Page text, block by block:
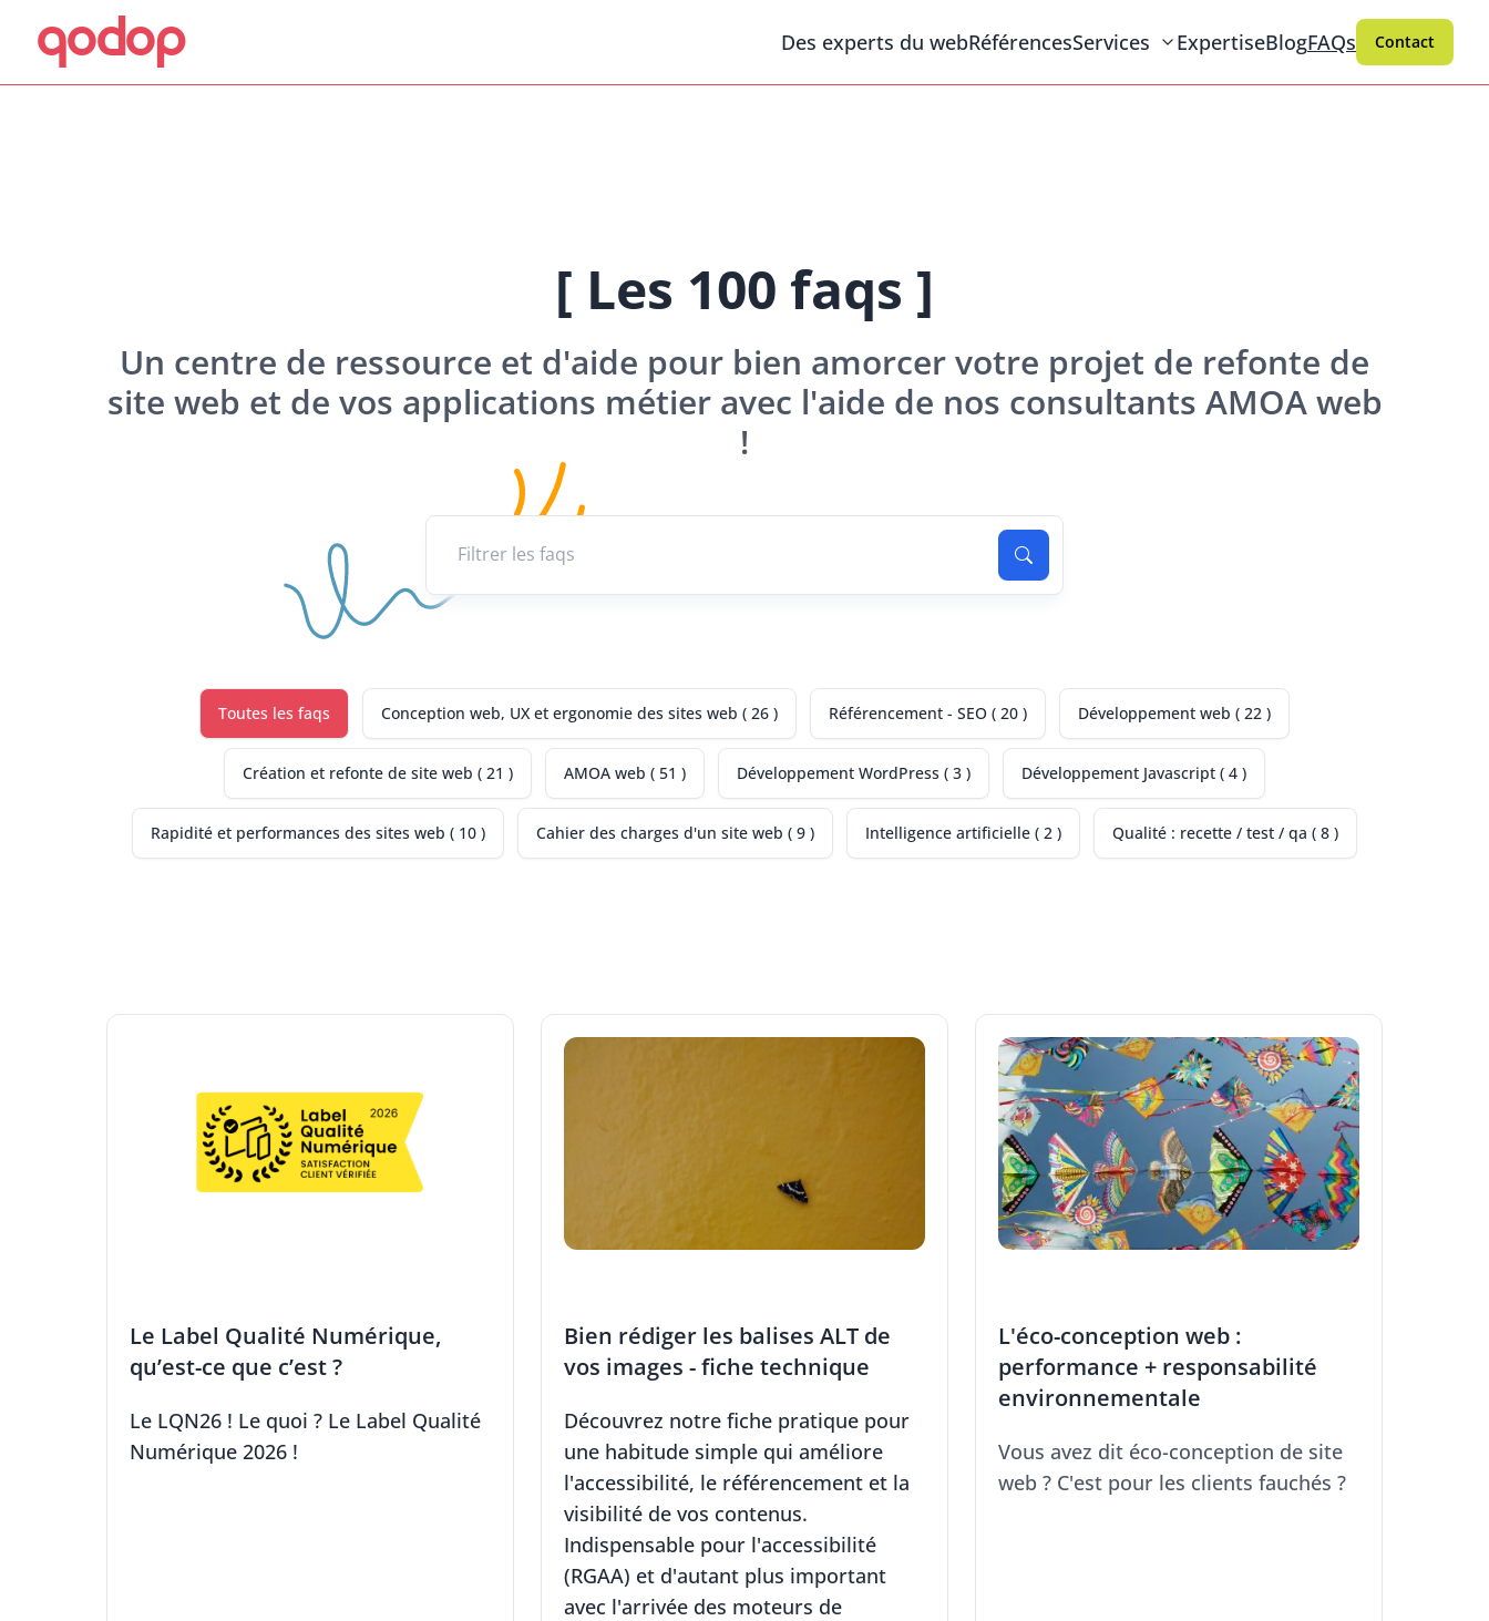
Aller au contenu principal
Aller au menu
qodop Des experts du webRéférencesServices ExpertiseBlogFAQs Contact
[ Les 100 faqs ]
Un centre de ressource et d'aide pour bien amorcer votre projet de refonte de
site web et de vos applications métier avec l'aide de nos consultants AMOA web
!
Toutes les faqs Conception web, UX et ergonomie des sites web ( 26 ) Référencement - SEO ( 20 ) Développement web ( 22 )
Création et refonte de site web ( 21 ) AMOA web ( 51 ) Développement WordPress ( 3 ) Développement Javascript ( 4 )
Rapidité et performances des sites web ( 10 ) Cahier des charges d'un site web ( 9 ) Intelligence artificielle ( 2 ) Qualité : recette / test / qa ( 8 )
Le Label Qualité Numérique,
qu’est-ce que c’est ?
Le LQN26 ! Le quoi ? Le Label Qualité
Numérique 2026 !
Bien rédiger les balises ALT de
vos images - fiche technique
Découvrez notre fiche pratique pour
une habitude simple qui améliore
l'accessibilité, le référencement et la
visibilité de vos contenus.
Indispensable pour l'accessibilité
(RGAA) et d'autant plus important
avec l'arrivée des moteurs de
L'éco-conception web :
performance + responsabilité
environnementale
Vous avez dit éco-conception de site
web ? C'est pour les clients fauchés ?